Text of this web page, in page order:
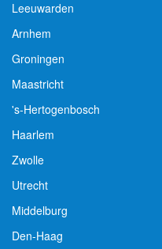
Leeuwarden
Arnhem
Groningen
Maastricht
's-Hertogenbosch
Haarlem
Zwolle
Utrecht
Middelburg
Den-Haag